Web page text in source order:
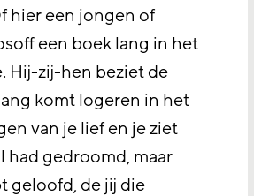
hier een jongen of
een boek lang in het
Hij-zij-hen beziet de
komt logeren in het
van je lief en je ziet
had gedroomd, maar
geloofd, de jij die